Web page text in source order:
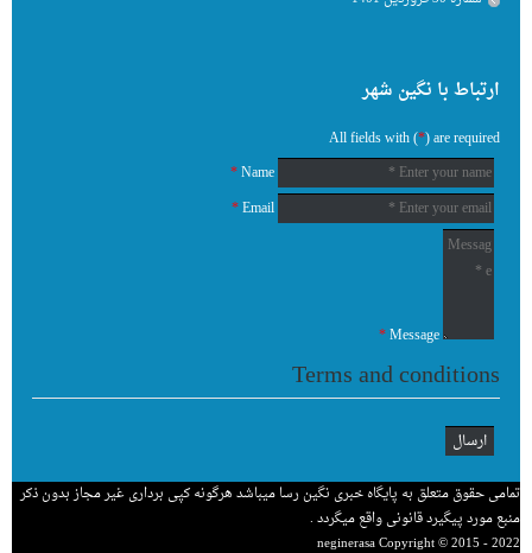
ارتباط با نگین شهر
Name
Email
Terms and conditions
تمامی حقوق متعلق به پایگاه خبری نگین رسا میباشد هرگونه کپی برداری غیر مجاز بدون ذکر
منبع مورد پیگیرد قانونی واقع میگردد .
neginerasa Copyright © 2015 - 2022